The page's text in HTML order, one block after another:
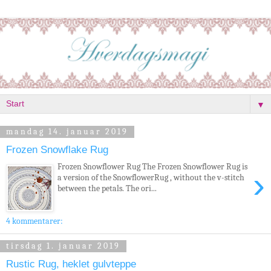
▼
mandag 14. januar 2019
Frozen Snowflake Rug
›
Frozen Snowflower Rug The Frozen Snowflower Rug is
a version of the SnowflowerRug , without the v-stitch
between the petals. The ori...
4 kommentarer:
tirsdag 1. januar 2019
Rustic Rug, heklet gulvteppe